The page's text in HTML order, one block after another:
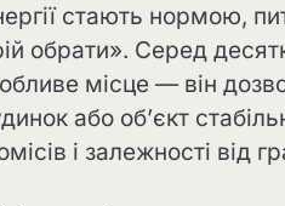
стають нормою,
обрати». Серед
місце — він
або об’єкт
і залежності від